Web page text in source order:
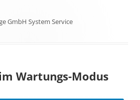
GmbH System Service
Wartungs-Modus